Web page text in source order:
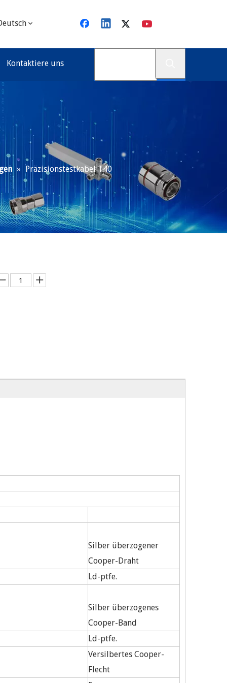
Kontaktiere uns
» Präzisionstestkabel T40
Silber überzogener
Cooper-Draht
Ld-ptfe.
Silber überzogenes
Cooper-Band
Ld-ptfe.
Versilbertes Cooper-
Flecht